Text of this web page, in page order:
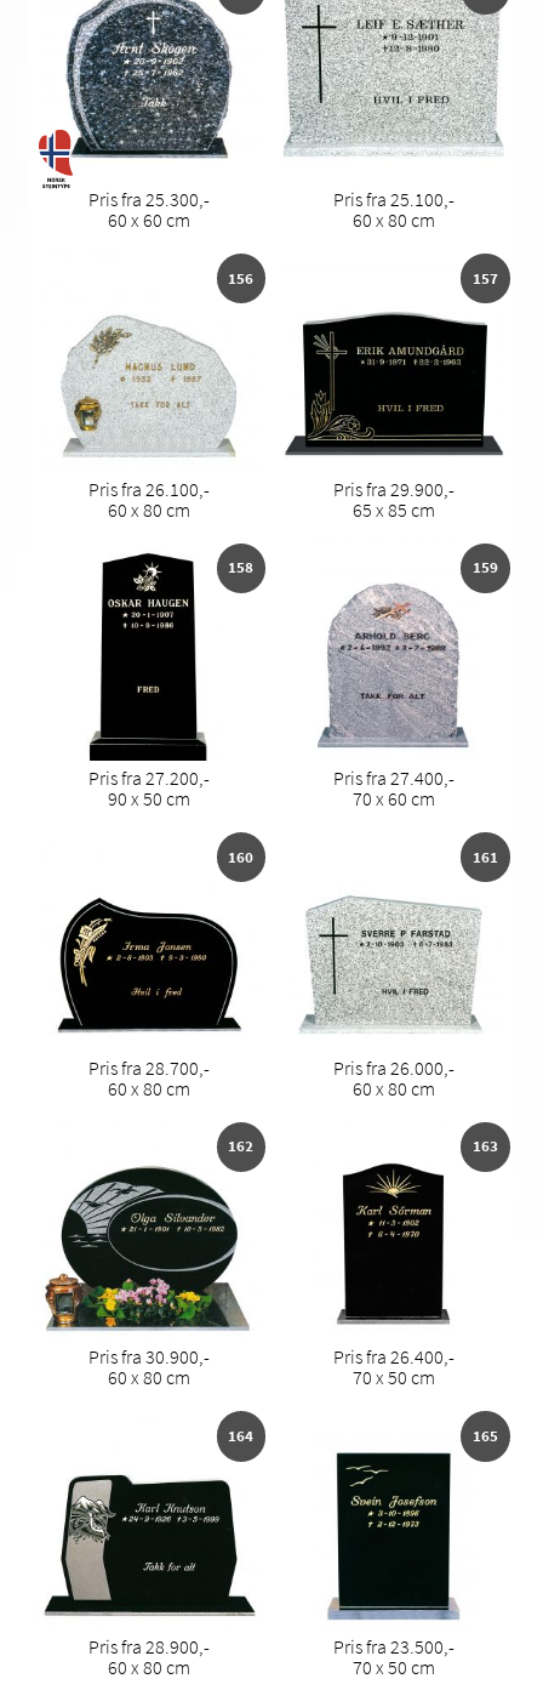
Pris fra 25.300,-
60 x 60 cm
Pris fra 25.100,-
60 x 80 cm
156
Pris fra 26.100,-
60 x 80 cm
157
Pris fra 29.900,-
65 x 85 cm
158
Pris fra 27.200,-
90 x 50 cm
159
Pris fra 27.400,-
70 x 60 cm
160
Pris fra 28.700,-
60 x 80 cm
161
Pris fra 26.000,-
60 x 80 cm
162
Pris fra 30.900,-
60 x 80 cm
163
Pris fra 26.400,-
70 x 50 cm
164
Pris fra 28.900,-
60 x 80 cm
165
Pris fra 23.500,-
70 x 50 cm